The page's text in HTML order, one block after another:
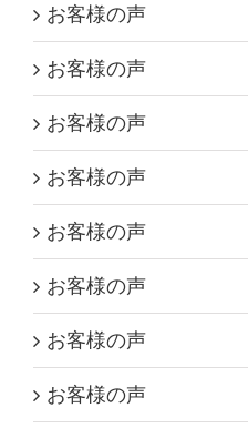
お客様の声
お客様の声
お客様の声
お客様の声
お客様の声
お客様の声
お客様の声
お客様の声